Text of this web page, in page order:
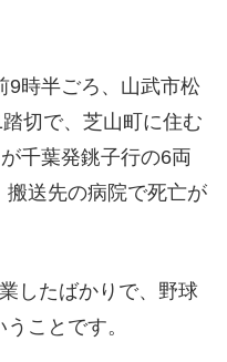
9時半ごろ、山武市松
切で、芝山町に住む
千葉発銚子行の6両
送先の病院で死亡が
したばかりで、野球
ことです。